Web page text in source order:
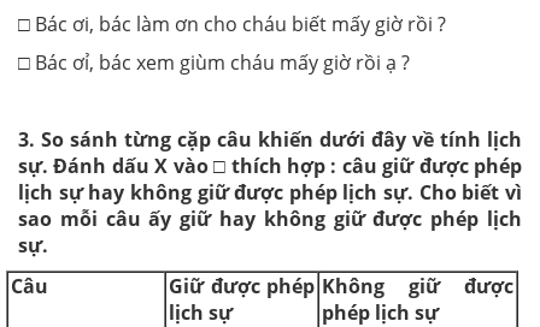
□ Bác ơi, bác làm ơn cho cháu biết mấy giờ rồi ?
□ Bác ơỉ, bác xem giùm cháu mấy giờ rồi ạ ?
3. So sánh từng cặp câu khiến dưới đây về tính lịch
sự. Đánh dấu X vào □ thích hợp : câu giữ được phép
lịch sự hay không giữ được phép lịch sự. Cho biết vì
sao mỗi câu ấy giữ hay không giữ được phép lịch
sự.
Câu
Giữ được phép
lịch sự
Không giữ được
phép lịch sự